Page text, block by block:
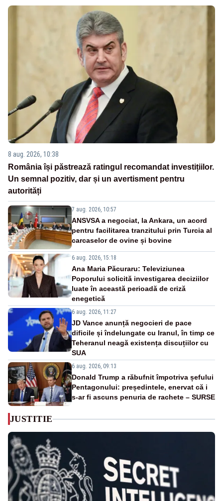
8 aug. 2026, 10:38
România își păstrează ratingul recomandat investițiilor.
Un semnal pozitiv, dar și un avertisment pentru
autorități
7 aug. 2026, 10:57
ANSVSA a negociat, la Ankara, un acord
pentru facilitarea tranzitului prin Turcia al
carcaselor de ovine și bovine
6 aug. 2026, 15:18
Ana Maria Păcuraru: Televiziunea
Poporului solicită investigarea deciziilor
luate în această perioadă de criză
enegetică
6 aug. 2026, 11:27
JD Vance anunță negocieri de pace
dificile și îndelungate cu Iranul, în timp ce
Teheranul neagă existența discuțiilor cu
SUA
6 aug. 2026, 09:13
Donald Trump a răbufnit împotriva șefului
Pentagonului: președintele, enervat că i
s-ar fi ascuns penuria de rachete – SURSE
JUSTITIE